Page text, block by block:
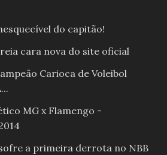
do capitão!
cara nova do site oficial
Carioca de Voleibol
MG x Flamengo -
a primeira derrota no NBB